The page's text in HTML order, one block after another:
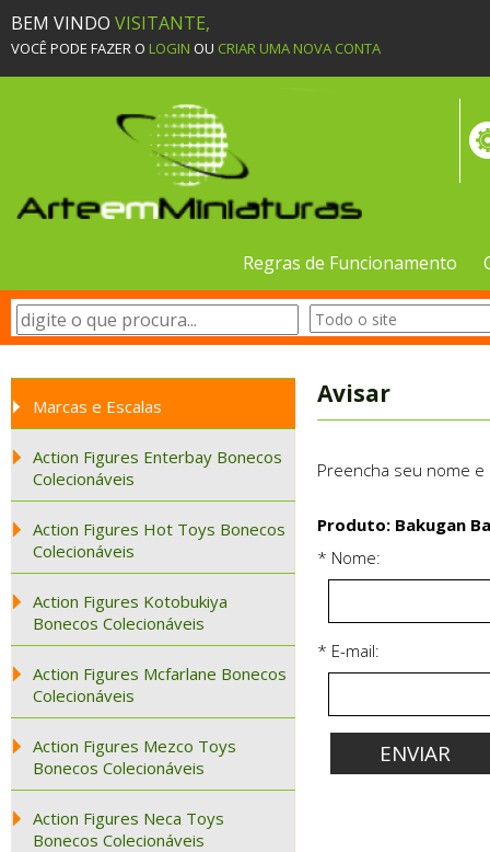
BEM VINDO VISITANTE,
VOCÊ PODE FAZER O LOGIN OU CRIAR UMA NOVA CONTA
Regras de Funcionamento
Marcas e Escalas
Action Figures Enterbay Bonecos
Colecionáveis
Action Figures Hot Toys Bonecos
Colecionáveis
Action Figures Kotobukiya
Bonecos Colecionáveis
Action Figures Mcfarlane Bonecos
Colecionáveis
Action Figures Mezco Toys
Bonecos Colecionáveis
Action Figures Neca Toys
Bonecos Colecionáveis
Avisar
Preencha seu nome
Produto: Bakugan
* Nome:
* E-mail: